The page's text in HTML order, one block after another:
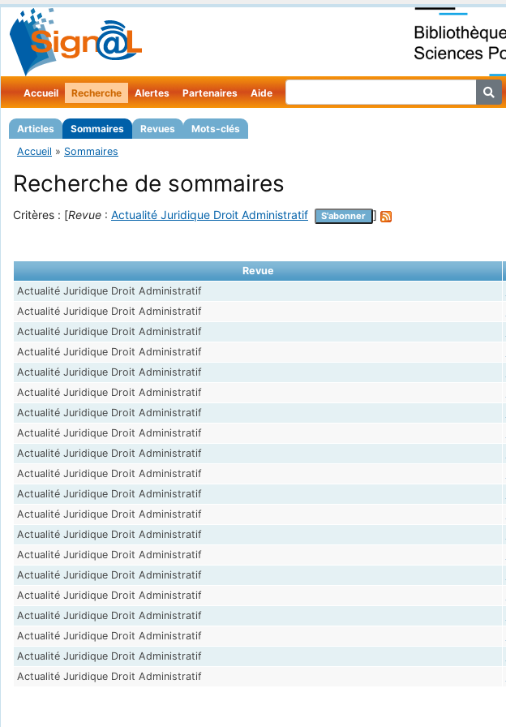
Accueil Recherche
Articles Sommaires Revues Mots-clés
Alertes Partenaires Aide
Accueil » Sommaires
Recherche de sommaires
Critères : [Revue : Actualité Juridique Droit Administratif S'abonner ]
Revue
Actualité Juridique Droit Administratif
Actualité Juridique Droit Administratif
Actualité Juridique Droit Administratif
Actualité Juridique Droit Administratif
Actualité Juridique Droit Administratif
Actualité Juridique Droit Administratif
Actualité Juridique Droit Administratif
Actualité Juridique Droit Administratif
Actualité Juridique Droit Administratif
Actualité Juridique Droit Administratif
Actualité Juridique Droit Administratif
Actualité Juridique Droit Administratif
Actualité Juridique Droit Administratif
Actualité Juridique Droit Administratif
Actualité Juridique Droit Administratif
Actualité Juridique Droit Administratif
Actualité Juridique Droit Administratif
Actualité Juridique Droit Administratif
Actualité Juridique Droit Administratif
Actualité Juridique Droit Administratif